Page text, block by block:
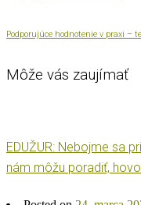
Podporujúce hodnotenie v praxi –
Môže vás zaujímať
EDUŽUR: Nebojme sa
nám môžu poradiť,